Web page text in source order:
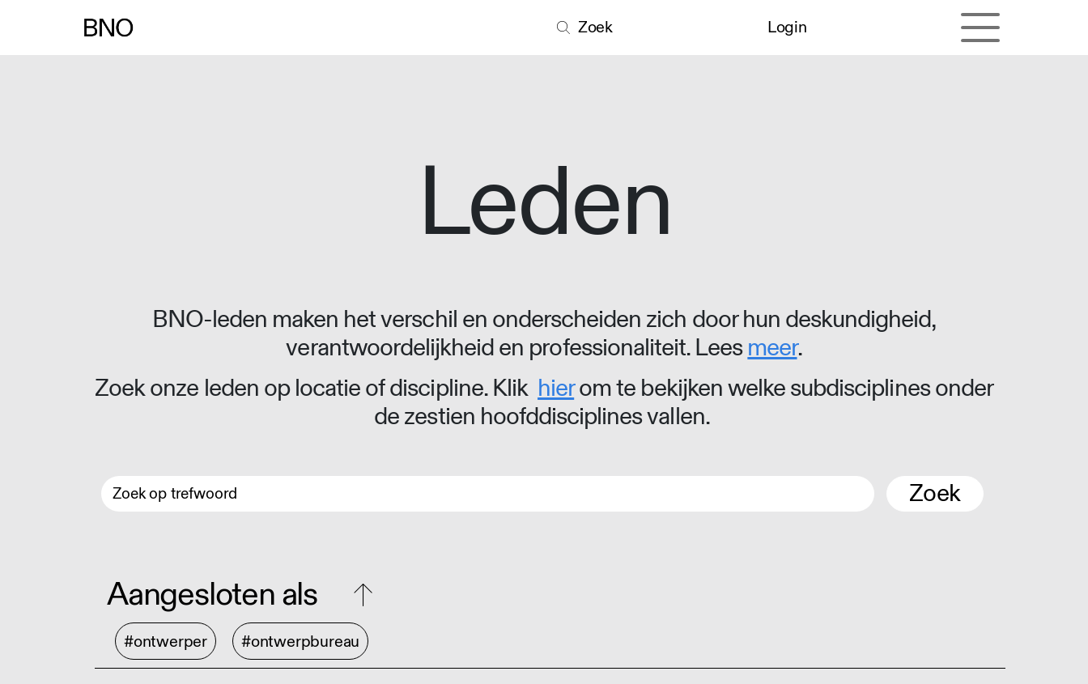
Zoek Login
Leden
BNO-leden maken het verschil en onderscheiden zich door hun deskundigheid,
verantwoordelijkheid en professionaliteit. Leesmeer.
Zoek onze leden op locatie of discipline. Klik hierom te bekijken welke subdisciplines onder
de zestien hoofddisciplines vallen.
Zoek
Aangesloten als
#ontwerper #ontwerpbureau